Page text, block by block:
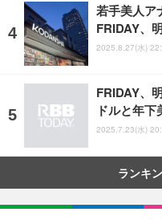
若手美人ア
FRIDAY、
2025.8.27(水)
FRIDAY、
ドルと年
2025.7.23(水)
ランキ